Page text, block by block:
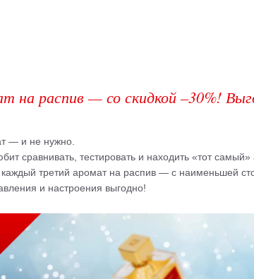
распив — со скидкой –30%!
— и не нужно.
сравнивать, тестировать и находить «тот
третий аромат на распив — с наименьшей
и настроения выгодно!